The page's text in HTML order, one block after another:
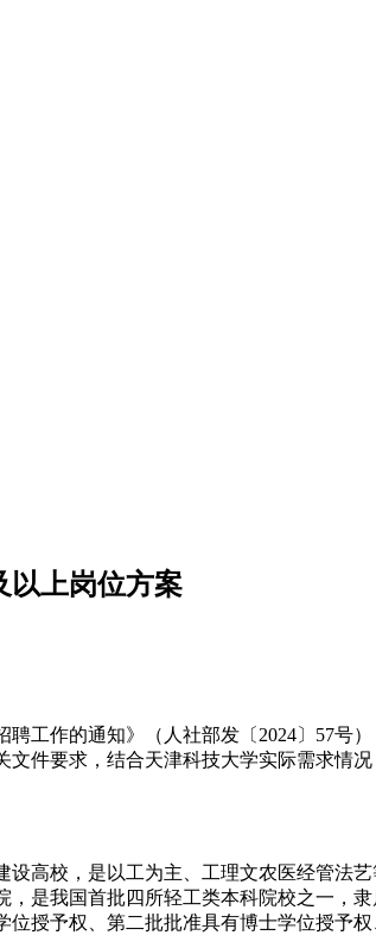
以上岗位方案
工作的通知》（人社部发〔2024〕57号
件要求，结合天津科技大学实际需求情
高校，是以工为主、工理文农医经管法
是我国首批四所轻工类本科院校之一，
授予权、第二批批准具有博士学位授予